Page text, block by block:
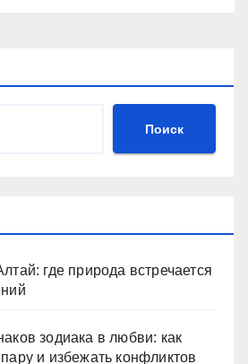
Поиск
где природа встречается
зодиака в любви: как
и избежать конфликтов